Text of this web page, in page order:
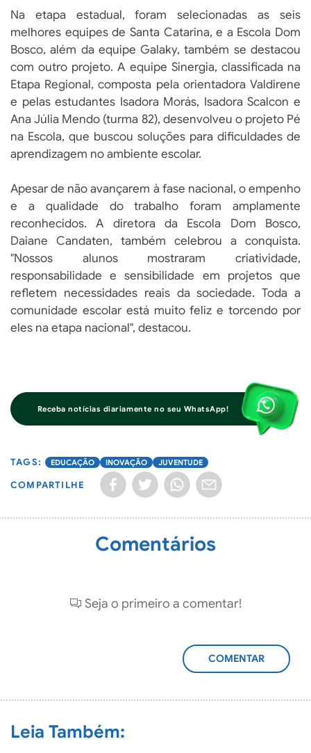
Na etapa estadual, foram selecionadas as seis
melhores equipes de Santa Catarina, e a Escola Dom
Bosco, além da equipe Galaky, também se destacou
com outro projeto. A equipe Sinergia, classificada na
Etapa Regional, composta pela orientadora Valdirene
e pelas estudantes Isadora Morás, Isadora Scalcon e
Ana Júlia Mendo (turma 82), desenvolveu o projeto Pé
na Escola, que buscou soluções para dificuldades de
aprendizagem no ambiente escolar.
Apesar de não avançarem à fase nacional, o empenho
e a qualidade do trabalho foram amplamente
reconhecidos. A diretora da Escola Dom Bosco,
Daiane Candaten, também celebrou a conquista.
"Nossos alunos mostraram criatividade,
responsabilidade e sensibilidade em projetos que
refletem necessidades reais da sociedade. Toda a
comunidade escolar está muito feliz e torcendo por
eles na etapa nacional", destacou.
Receba notícias diariamente no seu WhatsApp!
EDUCAÇÃO INOVAÇÃO JUVENTUDE
COMPARTILHE
Comentários
Seja o primeiro a comentar!
ADICIONAR
Leia Também: